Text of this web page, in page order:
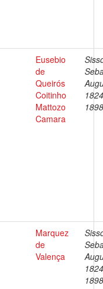
Eusebio
de
Queirós
Coitinho
Mattozo
Camara
1898
Marquez
de
Valença
1898